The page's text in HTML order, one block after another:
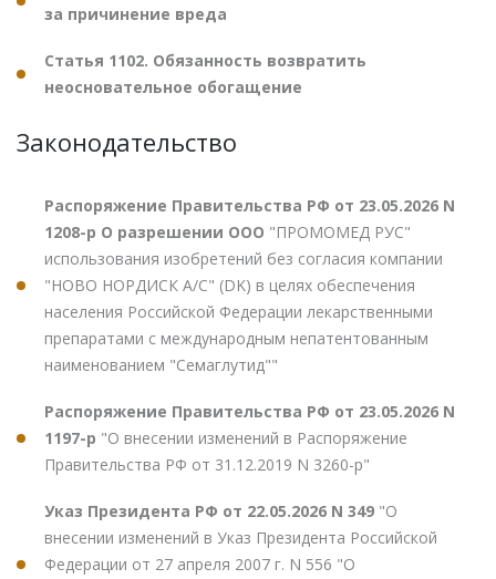
за причинение вреда
Статья 1102. Обязанность возвратить
неосновательное обогащение
Законодательство
Распоряжение Правительства РФ от 23.05.2026 N
1208-р О разрешении ООО "ПРОМОМЕД РУС"
использования изобретений без согласия компании
"НОВО НОРДИСК А/С" (DK) в целях обеспечения
населения Российской Федерации лекарственными
препаратами с международным непатентованным
наименованием "Семаглутид""
Распоряжение Правительства РФ от 23.05.2026 N
1197-р "О внесении изменений в Распоряжение
Правительства РФ от 31.12.2019 N 3260-р"
Указ Президента РФ от 22.05.2026 N 349 "О
внесении изменений в Указ Президента Российской
Федерации от 27 апреля 2007 г. N 556 "О